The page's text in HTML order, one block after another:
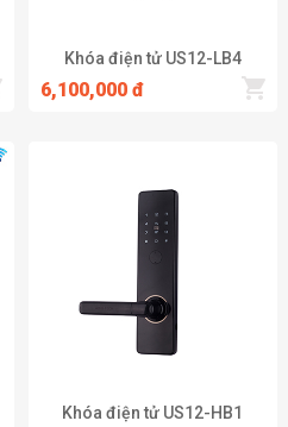
Khóa điện tử US12-LB4
6,100,000 đ
Khóa điện tử US12-HB1